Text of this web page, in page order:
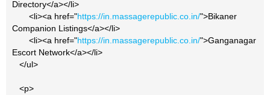
Directory</a></li>
<li><a href="https://in.massagerepublic.co.in/">Bikaner
Companion Listings</a></li>
<li><a href="https://in.massagerepublic.co.in/">Ganganagar
Escort Network</a></li>
</ul>
<p>